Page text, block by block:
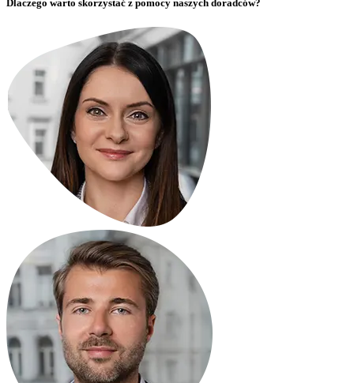
Dlaczego warto skorzystać z pomocy naszych doradców?